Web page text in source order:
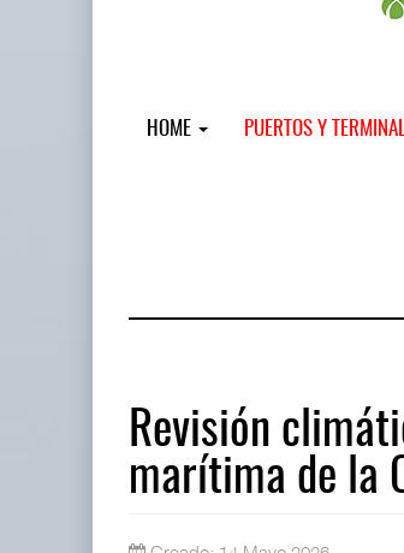
HOME PUERTOS Y
Revisión
marítima de la
IT-ANÁLISIS: